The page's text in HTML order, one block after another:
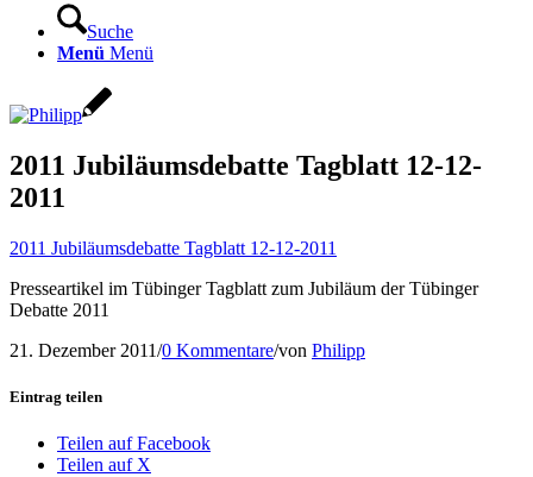
Suche
Menü Menü
2011 Jubiläumsdebatte Tagblatt 12-12-
2011
2011 Jubiläumsdebatte Tagblatt 12-12-2011
Presseartikel im Tübinger Tagblatt zum Jubiläum der Tübinger
Debatte 2011
21. Dezember 2011/0 Kommentare/von Philipp
Eintrag teilen
Teilen auf Facebook
Teilen auf X